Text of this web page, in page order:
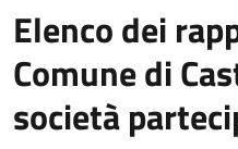
Elenco dei
Comune di
società